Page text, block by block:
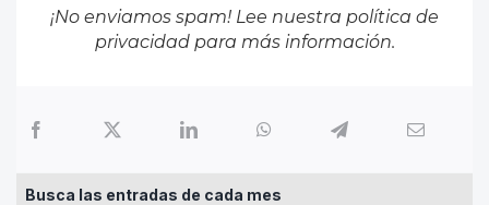
¡No enviamos spam! Lee nuestra política de
privacidadpara más información.
Busca las entradas de cada mes